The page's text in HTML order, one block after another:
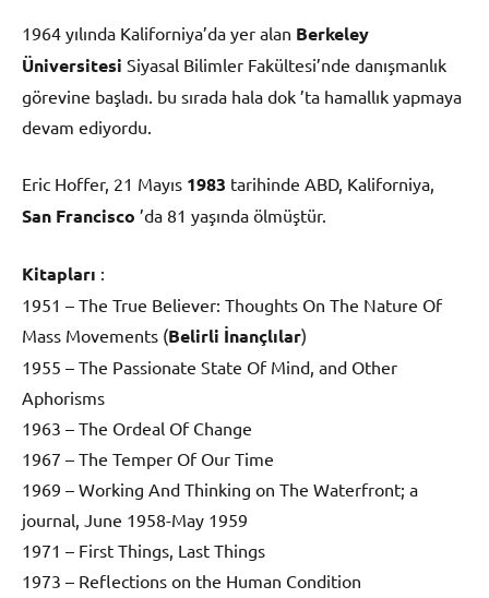
1964 yılında Kaliforniya’da yer alan Berkeley
Üniversitesi Siyasal Bilimler Fakültesi’nde danışmanlık
görevine başladı. bu sırada hala dok ’ta hamallık yapmaya
devam ediyordu.
Eric Hoffer, 21 Mayıs 1983 tarihinde ABD, Kaliforniya,
San Francisco ’da 81 yaşında ölmüştür.
Kitapları :
1951 – The True Believer: Thoughts On The Nature Of
Mass Movements (Belirli İnançlılar)
1955 – The Passionate State Of Mind, and Other
Aphorisms
1963 – The Ordeal Of Change
1967 – The Temper Of Our Time
1969 – Working And Thinking on The Waterfront; a
journal, June 1958-May 1959
1971 – First Things, Last Things
1973 – Reflections on the Human Condition